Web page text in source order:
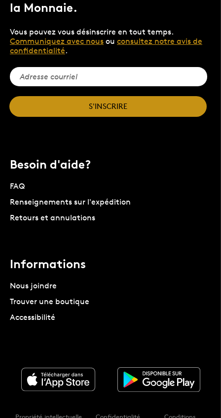
la Monnaie.
Vous pouvez vous désinscrire en tout temps.
Communiquez avec nous ou consultez notre avis de
confidentialité.
S'INSCRIRE
Besoin d'aide?
FAQ
Renseignements sur l'expédition
Retours et annulations
Informations
Nous joindre
Trouver une boutique
Accessibilité